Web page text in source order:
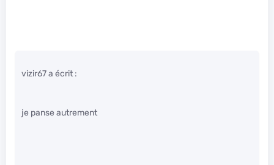
vizir67 a écrit :
je panse autrement